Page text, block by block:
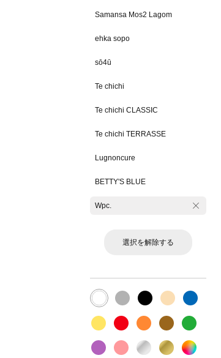
Samansa Mos2 Lagom
ehka sopo
sō4ū
Te chichi
Te chichi CLASSIC
Te chichi TERRASSE
Lugnoncure
BETTY'S BLUE
Wpc.
選択を解除する